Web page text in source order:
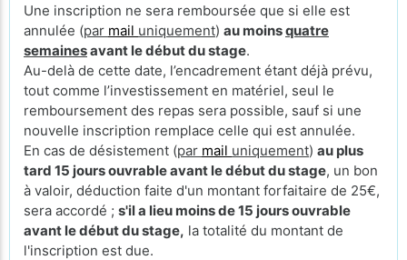
Une inscription ne sera remboursée que si elle est
annulée (par mail uniquement) au moinsquatre
semainesavant le début du stage.
Au-delà de cette date, l’encadrement étant déjà prévu,
tout comme l’investissement en matériel, seul le
remboursement des repas sera possible, sauf si une
nouvelle inscription remplace celle qui est annulée.
En cas de désistement (par mail uniquement) au plus
tard 15 jours ouvrable avant le début du stage, un bon
à valoir, déduction faite d'un montant forfaitaire de 25€,
sera accordé ; s'il a lieu moins de 15 jours ouvrable
avant le début du stage, la totalité du montant de
l'inscription est due.